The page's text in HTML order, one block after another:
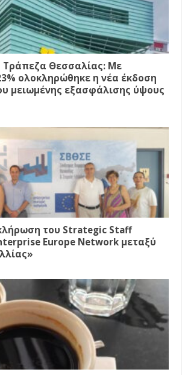
Τράπεζα Θεσσαλίας: Με
ολοκληρώθηκε η νέα έκδοση
μειωμένης εξασφάλισης ύψους
του Strategic Staff
Europe Network μεταξύ